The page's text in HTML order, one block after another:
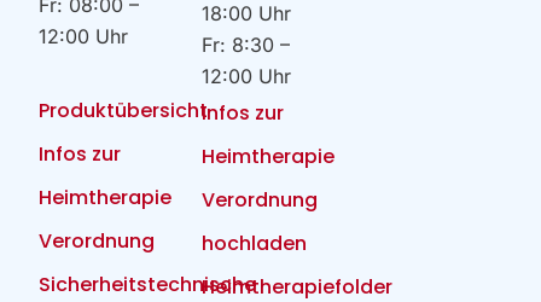
12:00 Uhr
Produktübersicht
Infos zur
Heimtherapie
Verordnung
Sicherheitstechnische
18:00 Uhr
Fr: 8:30 –
12:00 Uhr
Infos zur
Heimtherapie
Verordnung
hochladen
Heimtherapiefolder